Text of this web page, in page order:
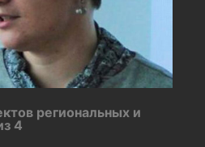
региональных и
4